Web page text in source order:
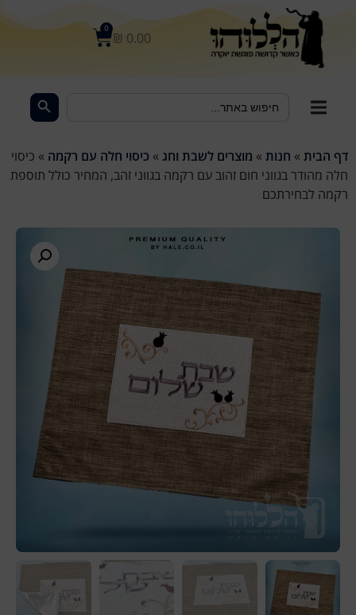
₪ 0.00
0
for:
דף הבית » חנות » מוצרים לשבת וחג » כיסוי חלה עם רקמה » כיסוי
חלה מהודר בגווני חום זהוב עם רקמה בגווני זהב, המחיר כולל תוספת
רקמה לבחירתכם